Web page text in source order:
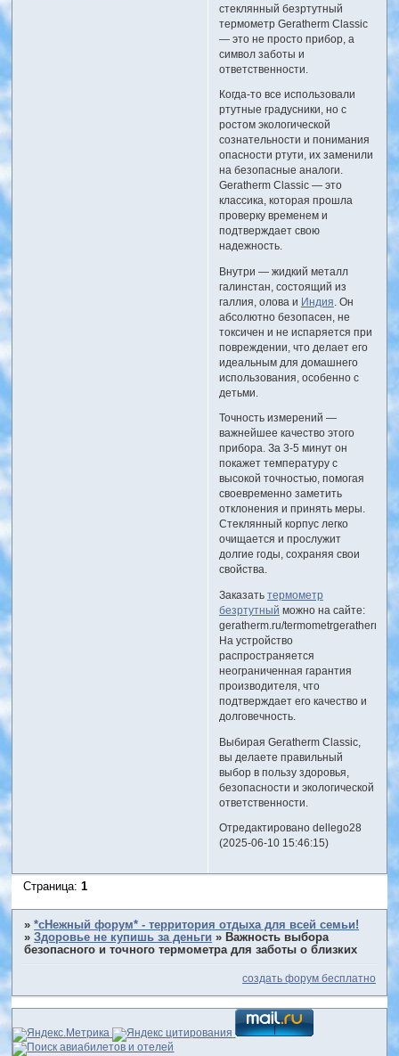
стеклянный безртутный
термометр Geratherm Classic
— это не просто прибор, а
символ заботы и
ответственности.
Когда-то все использовали
ртутные градусники, но с
ростом экологической
сознательности и понимания
опасности ртути, их заменили
на безопасные аналоги.
Geratherm Classic — это
классика, которая прошла
проверку временем и
подтверждает свою
надежность.
Внутри — жидкий металл
галинстан, состоящий из
галлия, олова и Индия . Он
абсолютно безопасен, не
токсичен и не испаряется при
повреждении, что делает его
идеальным для домашнего
использования, особенно с
детьми.
Точность измерений —
важнейшее качество этого
прибора. За 3-5 минут он
покажет температуру с
высокой точностью, помогая
своевременно заметить
отклонения и принять меры.
Стеклянный корпус легко
очищается и прослужит
долгие годы, сохраняя свои
свойства.
Заказать термометр
безртутный можно на сайте:
geratherm.ru/
На устройство
распространяется
неограниченная гарантия
производителя, что
подтверждает его качество и
долговечность.
Выбирая Geratherm Classic,
вы делаете правильный
выбор в пользу здоровья,
безопасности и экологической
ответственности.
Отредактировано dellego28
(2025-06-10 15:46:15)
Страница:1
»*сНежный форум* - территория отдыха для всей семьи!
»Здоровье не купишь за деньги » Важность выбора
безопасного и точного термометра для заботы о близких
создать форум бесплатно